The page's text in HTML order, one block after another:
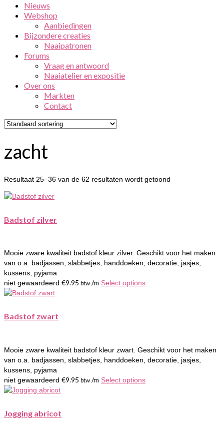
Nieuws
Webshop
Aanbiedingen
Bijzondere creaties
Naaipatronen
Forums
Vraag en antwoord
Naaiatelier en expositie
Over ons
Markten
Contact
zacht
Resultaat 25–36 van de 62 resultaten wordt getoond
Badstof zilver
Mooie zware kwaliteit badstof kleur zilver. Geschikt voor het maken
van o.a. badjassen, slabbetjes, handdoeken, decoratie, jasjes,
kussens, pyjama
niet gewaardeerd €9.95 btw /m Select options
Badstof zwart
Mooie zware kwaliteit badstof kleur zwart. Geschikt voor het maken
van o.a. badjassen, slabbetjes, handdoeken, decoratie, jasjes,
kussens, pyjama
niet gewaardeerd €9.95 btw /m Select options
Jogging abricot